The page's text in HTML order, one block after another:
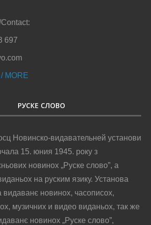
Contact:
697
РУСКЕ СЛОВО
Новинско-видавательней установи
15. юния 1945. року з
новинох „Руске слово”, а
на руским язику. Установа
видаванє новинох, часописох,
музичних и видео виданьох, так же
новинох „Руске слово”,